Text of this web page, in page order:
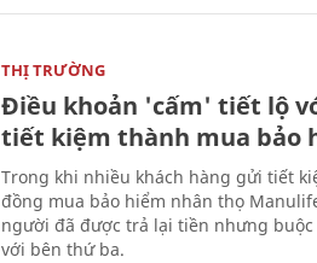
THỊ TRƯỜNG
Điều khoản 'cấm' tiết lộ
tiết kiệm thành mua bảo
Trong khi nhiều khách hàng gửi tiết
đồng mua bảo hiểm nhân thọ
người đã được trả lại tiền nhưng
với bên thứ ba.